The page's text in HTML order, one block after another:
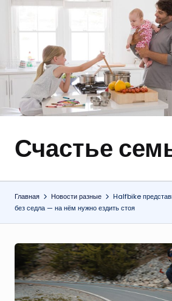
содержимому
Счастье
Быт,
отношения
Главная Новости разные
Halfbike
без седла — на нём нужно ездить стоя